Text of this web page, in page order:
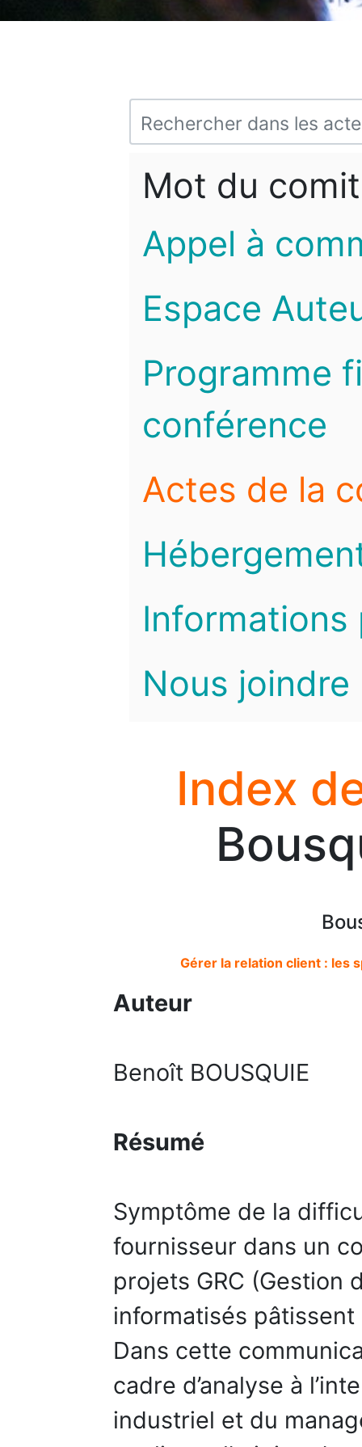
Mot du
Appel à
Espace
Programme
conférence
Actes de la
Informations
Nous joindre
Index
Gérer la relation client : les
Auteur
Benoît BOUSQUIE
Résumé
Symptôme de la
fournisseur dans un
projets GRC (Gestion
informatisés pâtissent
Dans cette
cadre d’analyse à
industriel et du